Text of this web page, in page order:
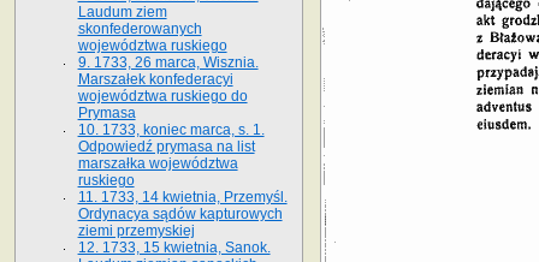
Laudum ziem
skonfederowanych
województwa ruskiego
9. 1733, 26 marca, Wisznia.
Marszałek konfederacyi
województwa ruskiego do
Prymasa
10. 1733, koniec marca, s. 1.
Odpowiedź prymasa na list
marszałka województwa
ruskiego
11. 1733, 14 kwietnia, Przemyśl.
Ordynacya sądów kapturowych
ziemi przemyskiej
12. 1733, 15 kwietnia, Sanok.